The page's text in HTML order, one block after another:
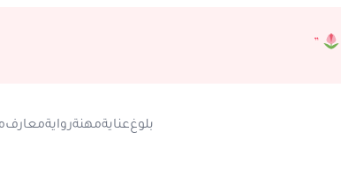
”
بلوغعنايةمهنةروايةمعارف